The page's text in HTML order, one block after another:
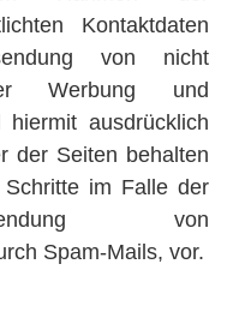
Kontaktdaten
von nicht
Werbung und
hiermit ausdrücklich
der Seiten behalten
im Falle der
von
Spam-Mails, vor.